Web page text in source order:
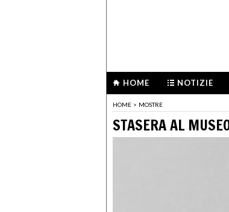
HOME NOTIZIE
HOME > MOSTRE
STASERA AL